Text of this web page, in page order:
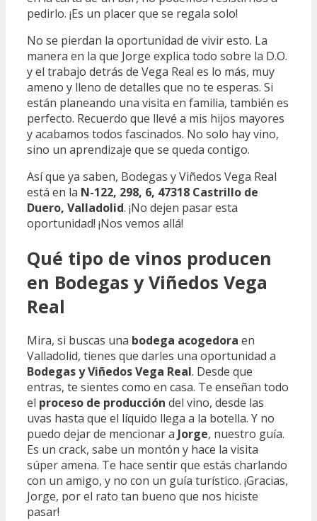
pedirlo. ¡Es un placer que se regala solo!
No se pierdan la oportunidad de vivir esto. La
manera en la que Jorge explica todo sobre la D.O.
y el trabajo detrás de Vega Real es lo más, muy
ameno y lleno de detalles que no te esperas. Si
están planeando una visita en familia, también es
perfecto. Recuerdo que llevé a mis hijos mayores
y acabamos todos fascinados. No solo hay vino,
sino un aprendizaje que se queda contigo.
Así que ya saben, Bodegas y Viñedos Vega Real
está en la N-122, 298, 6, 47318 Castrillo de
Duero, Valladolid. ¡No dejen pasar esta
oportunidad! ¡Nos vemos allá!
Qué tipo de vinos producen
en Bodegas y Viñedos Vega
Real
Mira, si buscas una bodega acogedora en
Valladolid, tienes que darles una oportunidad a
Bodegas y Viñedos Vega Real. Desde que
entras, te sientes como en casa. Te enseñan todo
el proceso de producción del vino, desde las
uvas hasta que el líquido llega a la botella. Y no
puedo dejar de mencionar a Jorge, nuestro guía.
Es un crack, sabe un montón y hace la visita
súper amena. Te hace sentir que estás charlando
con un amigo, y no con un guía turístico. ¡Gracias,
Jorge, por el rato tan bueno que nos hiciste
pasar!